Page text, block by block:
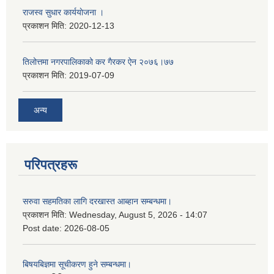
राजस्व सुधार कार्ययाेजना ।
प्रकाशन मिति: 2020-12-13
तिलोत्तमा नगरपालिकाको कर गैरकर ऐन २०७६।७७
प्रकाशन मिति: 2019-07-09
अन्य
परिपत्रहरू
सरुवा सहमतिका लागि दरखास्त आब्हान सम्बन्धमा।
प्रकाशन मिति: Wednesday, August 5, 2026 - 14:07
Post date: 2026-08-05
बिषयबिज्ञमा सूचीकरण हुने सम्बन्धमा।